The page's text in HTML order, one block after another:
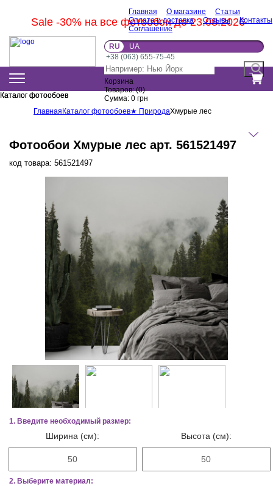
Sale -30% на все фотообои до 23.08.2026
Главная О магазине
Статьи
Оплата и доставка
Отзывы
Контакты
Соглашение
RU
UA
+38 (063) 655-75-45
Корзина
Товаров:(0)
Сумма: 0 грн
Каталог фотообоев
Каталог фотообоев
Главная Каталог фотообоев★ ПриродаХмурые лес
Фотообои Хмурые лес арт. 561521497
код товара: 561521497
1. Введите необходимый размер:
Ширина (см): Высота (см):
2. Выберите материал: